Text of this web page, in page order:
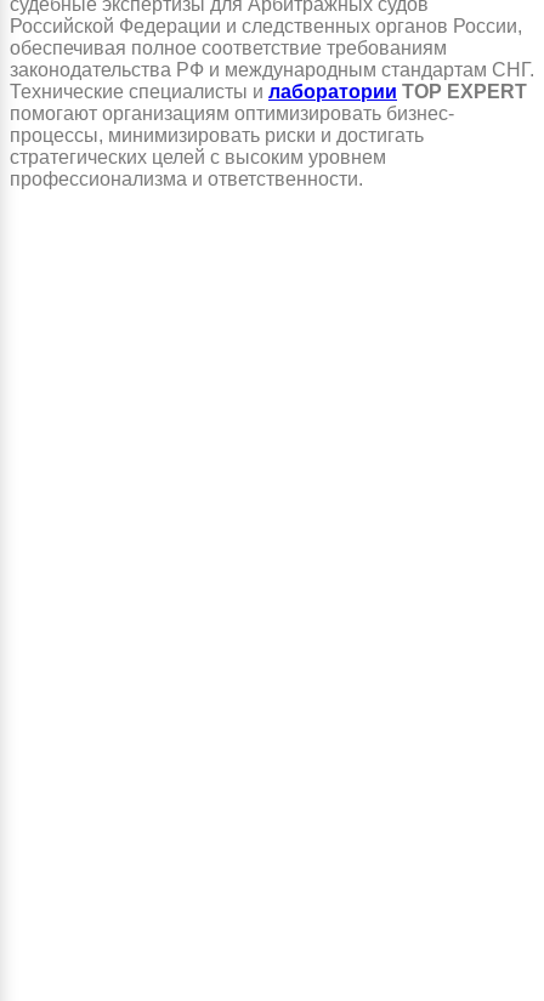
судебные экспертизы для Арбитражных судов
Российской Федерации и следственных органов России,
обеспечивая полное соответствие требованиям
законодательства РФ и международным стандартам СНГ.
Технические специалисты и лаборатории TOP EXPERT
помогают организациям оптимизировать бизнес-
процессы, минимизировать риски и достигать
стратегических целей с высоким уровнем
профессионализма и ответственности.